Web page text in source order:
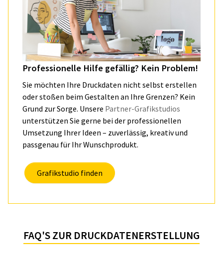
Professionelle Hilfe gefällig? Kein Problem!
Sie möchten Ihre Druckdaten nicht selbst erstellen
oder stoßen beim Gestalten an Ihre Grenzen? Kein
Grund zur Sorge. Unsere Partner-Grafikstudios
unterstützen Sie gerne bei der professionellen
Umsetzung Ihrer Ideen – zuverlässig, kreativ und
passgenau für Ihr Wunschprodukt.
Grafikstudio finden
FAQ'S ZUR DRUCKDATENERSTELLUNG